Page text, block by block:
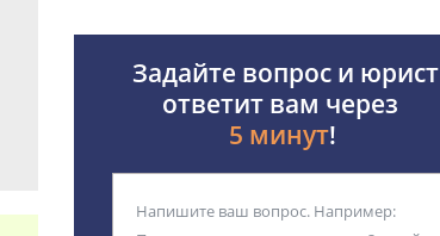
Задайте вопрос и юрист
ответит вам через
5 минут!